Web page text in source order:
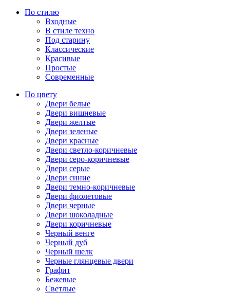
По стилю
Входные
В стиле техно
Под старину
Классические
Красивые
Простые
Современные
По цвету
Двери белые
Двери вишневые
Двери желтые
Двери зеленые
Двери красные
Двери светло-коричневые
Двери серо-коричневые
Двери серые
Двери синие
Двери темно-коричневые
Двери фиолетовые
Двери черные
Двери шоколадные
Двери коричневые
Черный венге
Черный дуб
Черный шелк
Черные глянцевые двери
Графит
Бежевые
Светлые